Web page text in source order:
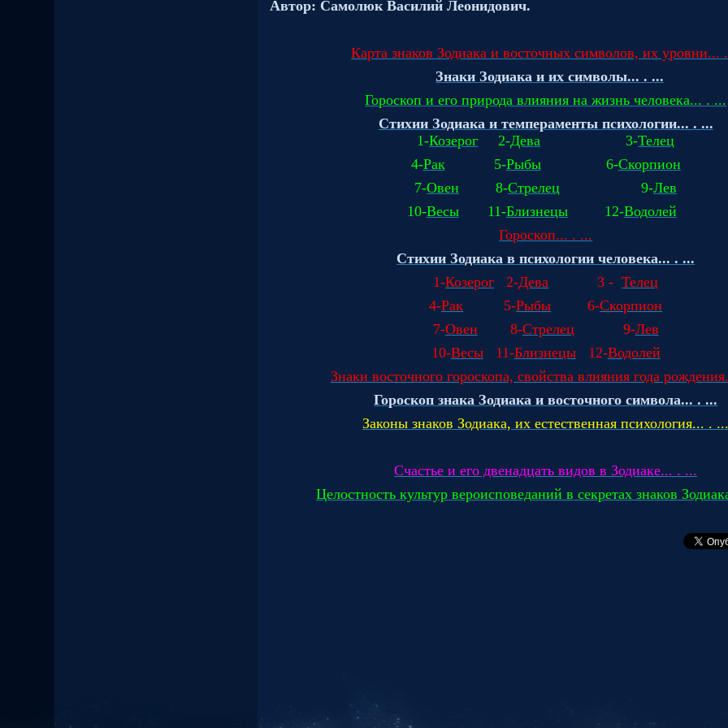
Автор: Самолюк Василий Леонидович.
Карта знаков Зодиака и восточных символов, их уровни...
Знаки Зодиака и их символы... . ...
Гороскоп и его природа влияния на жизнь человека... . ...
Стихии Зодиака и темпераменты психологии... . ...
1-Козерог 2-Дева 3-Телец
4-Рак5-Рыбы6-Скорпион
7-Овен 8-Стрелец 9-Лев
10-Весы11-Близнецы12-Водолей
Гороскоп... . ...
Стихии Зодиака в психологии человека... . ...
1-Козерог 2-Дева 3 - Телец
4-Рак 5-Рыбы 6-Скорпион
7-Овен 8-Стрелец9-Лев
10-Весы11-Близнецы12-Водолей
Знаки восточного гороскопа, свойства влияния года
Гороскоп знака Зодиака и восточного символа... . ...
Законы знаков Зодиака, их естественная психология... .
Счастье и его двенадцать видов в Зодиаке... . ...
Целостность культур вероисповеданий в секретах знаков